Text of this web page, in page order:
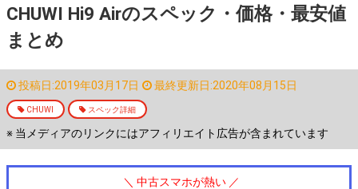
CHUWI Hi9 Airのスペック・価格・最安値
まとめ
投稿日:2019年03月17日 最終更新日:2020年08月15日
CHUWI スペック詳細
※ 当メディアのリンクにはアフィリエイト広告が含まれています
＼ 中古スマホが熱い ／